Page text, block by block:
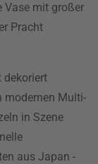
Vase mit großer
Pracht
dekoriert
modernen Multi-
in Szene
aus Japan -